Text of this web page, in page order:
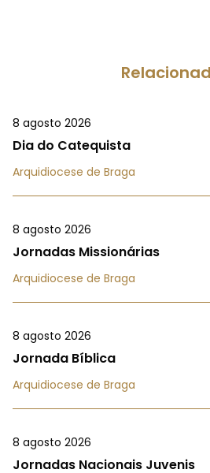
8 agosto 2026
Dia do Catequista
Arquidiocese de Braga
8 agosto 2026
Jornadas Missionárias
Arquidiocese de Braga
8 agosto 2026
Jornada Bíblica
Arquidiocese de Braga
8 agosto 2026
Jornadas Nacionais Juvenis